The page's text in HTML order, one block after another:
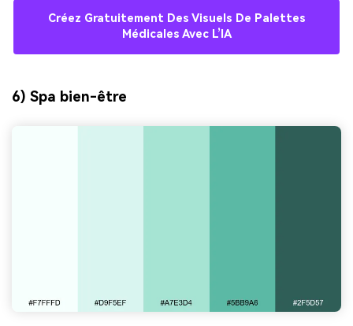
Créez Gratuitement Des Visuels De Palettes
Médicales Avec L’IA
6) Spa bien-être